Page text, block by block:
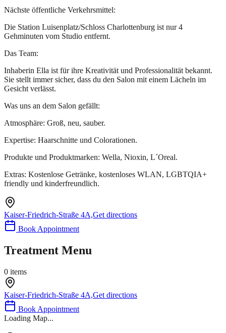
Nächste öffentliche Verkehrsmittel:
Die Station Luisenplatz/Schloss Charlottenburg ist nur 4
Gehminuten vom Studio entfernt.
Das Team:
Inhaberin Ella ist für ihre Kreativität und Professionalität bekannt.
Sie stellt immer sicher, dass du den Salon mit einem Lächeln im
Gesicht verlässt.
Was uns an dem Salon gefällt:
Atmosphäre: Groß, neu, sauber.
Expertise: Haarschnitte und Colorationen.
Produkte und Produktmarken: Wella, Nioxin, L´Oreal.
Extras: Kostenlose Getränke, kostenloses WLAN, LGBTQIA+
friendly und kinderfreundlich.
Kaiser-Friedrich-Straße 4A,Get directions
Book Appointment
Treatment Menu
0 items
Kaiser-Friedrich-Straße 4A,Get directions
Book Appointment
Loading Map...